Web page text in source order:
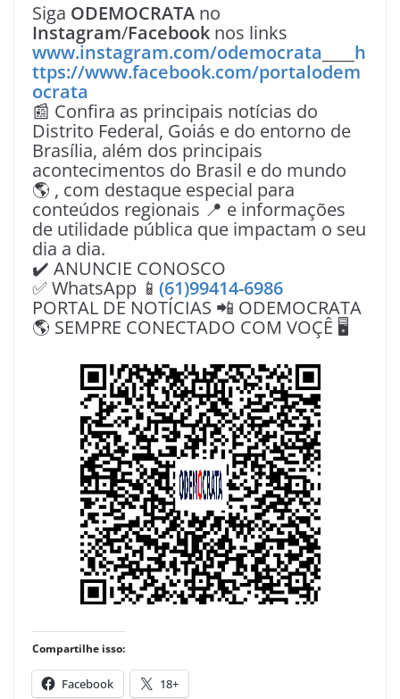
Siga ODEMOCRATA no
Instagram/Facebook nos links
www.instagram.com/odemocrata
h
ttps://www.facebook.com/portalodem
ocrata
📰 Confira as principais notícias do
Distrito Federal, Goiás e do entorno de
Brasília, além dos principais
acontecimentos do Brasil e do mundo
🌎 , com destaque especial para
conteúdos regionais 📍 e informações
de utilidade pública que impactam o seu
dia a dia.
✔️ ANUNCIE CONOSCO
✅ WhatsApp 📱 (61)99414-6986
PORTAL DE NOTÍCIAS 📲 ODEMOCRATA
🌎 SEMPRE CONECTADO COM VOÇÊ 🖥️
Compartilhe isso:
Facebook 18+